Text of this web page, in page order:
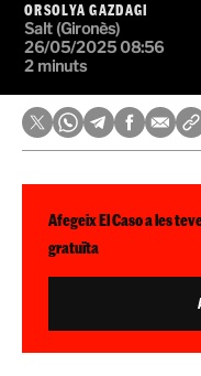
ORSOLYA GAZDAGI
Salt (Gironès)
26/05/2025 08:56
2 minuts
Afegeix El Caso a les
gratuïta